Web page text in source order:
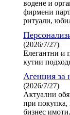
водене и
фирмени
ритуали,
(2026/7/27)
Елегантни и
кутии
Агенция
(2026/7/27)
Актуални
при покупка,
бизнес